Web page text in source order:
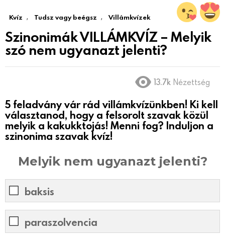
Kvíz , Tudsz vagy beégsz , Villámkvízek
Szinonimák VILLÁMKVÍZ – Melyik
szó nem ugyanazt jelenti?
13.7k Nézettség
5 feladvány vár rád villámkvízünkben! Ki kell
választanod, hogy a felsorolt szavak közül
melyik a kakukktojás! Menni fog? Induljon a
szinonima szavak kvíz!
Melyik nem ugyanazt jelenti?
baksis
paraszolvencia